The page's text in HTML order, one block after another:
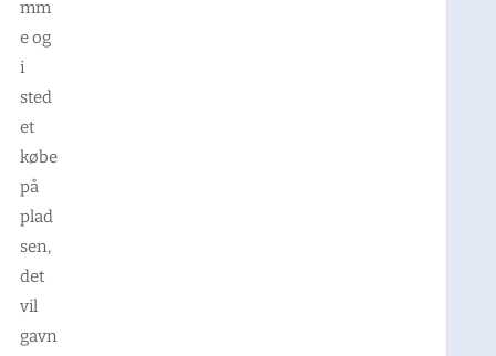
mm
e og
i
sted
et
købe
på
plad
sen,
det
vil
gavn